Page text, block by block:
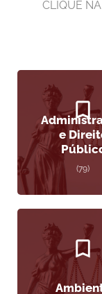
CLIQUE
e
(79)